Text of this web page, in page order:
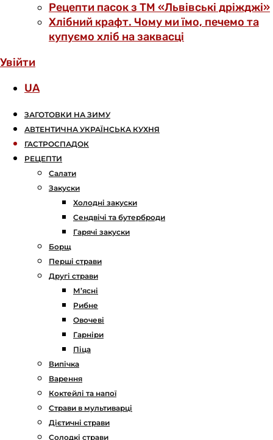
Рецепти пасок з ТМ «Львівські дріжджі»
Хлібний крафт. Чому ми їмо, печемо та
купуємо хліб на заквасці
Увійти
UA
ЗАГОТОВКИ НА ЗИМУ
АВТЕНТИЧНА УКРАЇНСЬКА КУХНЯ
ГАСТРОСПАДОК
РЕЦЕПТИ
Салати
Закуски
Холодні закуски
Сендвічі та бутерброди
Гарячі закуски
Борщ
Перші страви
Другі страви
М’ясні
Рибне
Овочеві
Гарніри
Піца
Випічка
Варення
Коктейлі та напої
Страви в мультиварці
Дієтичні страви
Солодкі страви